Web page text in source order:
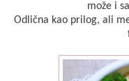
može i
Odlična kao prilog, ali